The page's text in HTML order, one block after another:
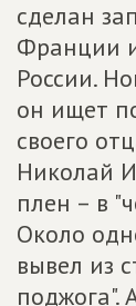
сделан
Франции
России.
он ищет
своего
Николай
плен – в
Около
вывел из
поджога".